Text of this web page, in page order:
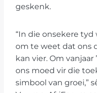
geskenk.
“In die onsekere tyd
om te weet dat ons
kan vier. Om
ons moed vir die
simbool van groei,”